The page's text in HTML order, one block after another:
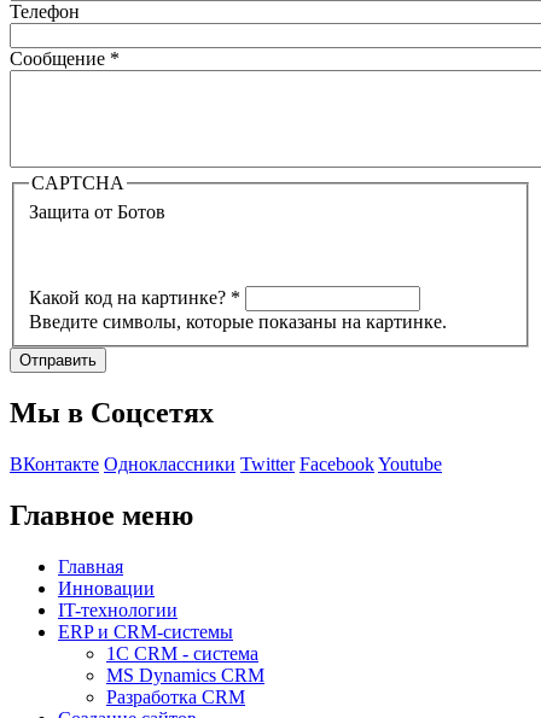
Телефон
Сообщение *
CAPTCHA
Защита от Ботов
Какой код на картинке? *
Введите символы, которые показаны на картинке.
Мы в Соцсетях
ВКонтакте Одноклассники Twitter FacebookYoutube
Главное меню
Главная
Инновации
IT-технологии
ERP и CRM-системы
1C CRM - система
MS Dynamics CRM
Разработка CRM